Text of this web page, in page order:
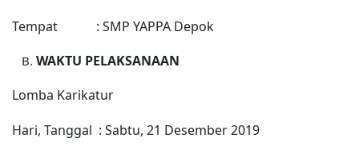
Tempat : SMP YAPPA Depok
WAKTU PELAKSANAAN
Lomba Karikatur
Hari, Tanggal : Sabtu, 21 Desember 2019